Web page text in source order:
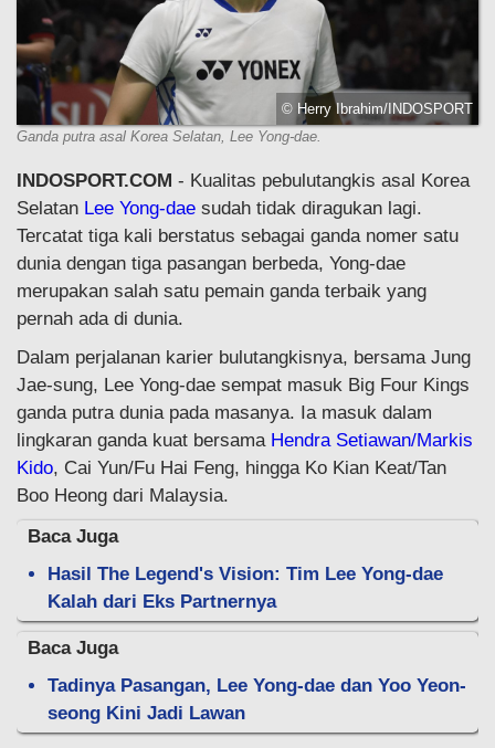
© Herry Ibrahim/INDOSPORT
Ganda putra asal Korea Selatan, Lee Yong-dae.
INDOSPORT.COM - Kualitas pebulutangkis asal Korea
Selatan Lee Yong-dae sudah tidak diragukan lagi.
Tercatat tiga kali berstatus sebagai ganda nomer satu
dunia dengan tiga pasangan berbeda, Yong-dae
merupakan salah satu pemain ganda terbaik yang
pernah ada di dunia.
Dalam perjalanan karier bulutangkisnya, bersama Jung
Jae-sung, Lee Yong-dae sempat masuk Big Four Kings
ganda putra dunia pada masanya. Ia masuk dalam
lingkaran ganda kuat bersama Hendra Setiawan/Markis
Kido, Cai Yun/Fu Hai Feng, hingga Ko Kian Keat/Tan
Boo Heong dari Malaysia.
Baca Juga
Hasil The Legend's Vision: Tim Lee Yong-dae
Kalah dari Eks Partnernya
Baca Juga
Tadinya Pasangan, Lee Yong-dae dan Yoo Yeon-
seong Kini Jadi Lawan